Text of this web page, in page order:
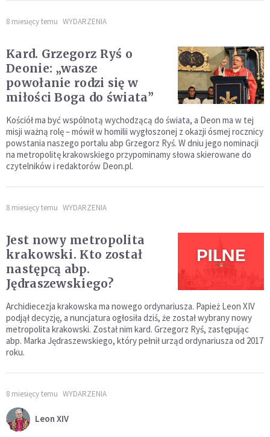
8 miesięcy temu WYDARZENIA
Kard. Grzegorz Ryś o
Deonie: „wasze
powołanie rodzi się w
miłości Boga do świata”
Kościół ma być wspólnotą wychodzącą do świata, a Deon ma w tej
misji ważną rolę – mówił w homilii wygłoszonej z okazji ósmej rocznicy
powstania naszego portalu abp Grzegorz Ryś. W dniu jego nominacji
na metropolitę krakowskiego przypominamy słowa skierowane do
czytelników i redaktorów Deon.pl.
8 miesięcy temu WYDARZENIA
Jest nowy metropolita
krakowski. Kto został
następcą abp.
Jędraszewskiego?
Archidiecezja krakowska ma nowego ordynariusza. Papież Leon XIV
podjął decyzję, a nuncjatura ogłosiła dziś, że został wybrany nowy
metropolita krakowski. Został nim kard. Grzegorz Ryś, zastępując
abp. Marka Jędraszewskiego, który pełnił urząd ordynariusza od 2017
roku.
8 miesięcy temu WYDARZENIA
Leon XIV